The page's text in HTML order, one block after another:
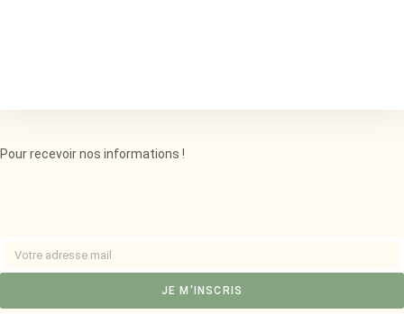
Pour recevoir nos informations !
JE M'INSCRIS